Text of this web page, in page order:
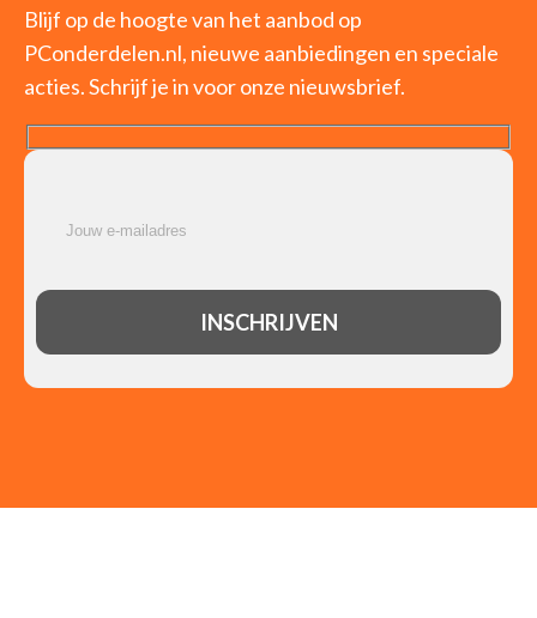
Blijf op de hoogte van het aanbod op
PConderdelen.nl, nieuwe aanbiedingen en speciale
acties. Schrijf je in voor onze nieuwsbrief.